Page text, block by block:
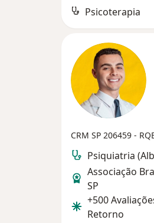
Psicoterapia
CRM SP 206459 -
Psiquiatria
Associação
SP
+500
Retorno